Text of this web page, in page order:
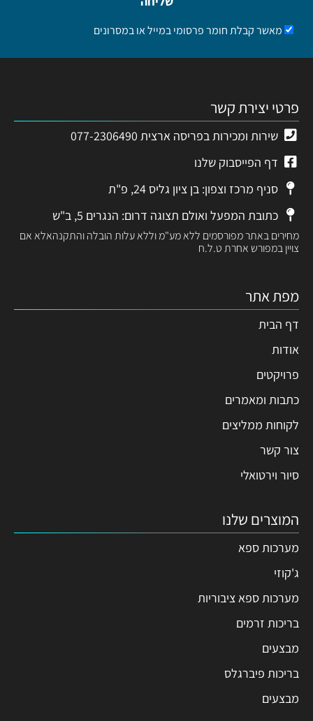
מאשר קבלת חומר פרסומי במייל או במסרונים
פרטי יצירת קשר
שירות ומכירות בפריסה ארצית 077-2306490
דף הפייסבוק שלנו
סניף מרכז וצפון: בן ציון גליס 24, פ"ת
כתובת המפעל ואולם תצוגה דרום: הנגרים 5, ב"ש
מחירים באתר מפורסמים ללא מע"מ וללא עלות הובלה והתקנהאלא אם
צויין במפורש אחרת ט.ל.ח
מפת אתר
דף הבית
אודות
פרויקטים
כתבות ומאמרים
לקוחות ממליצים
צור קשר
סיור וירטואלי
המוצרים שלנו
מערכות ספא
ג'קוזי
מערכות ספא ציבוריות
בריכות זרמים
מבצעים
בריכות פיברגלס
מבצעים